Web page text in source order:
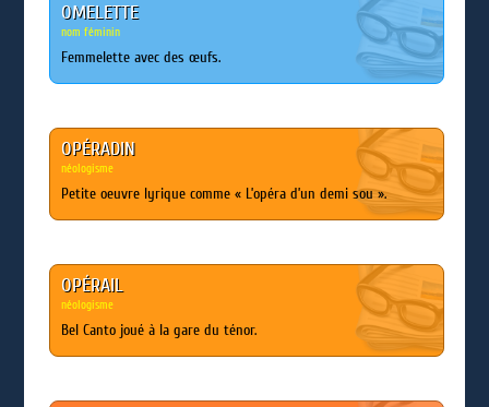
OMELETTE
nom féminin
Femmelette avec des œufs.
OPÉRADIN
néologisme
Petite oeuvre lyrique comme « L’opéra d’un demi sou ».
OPÉRAIL
néologisme
Bel Canto joué à la gare du ténor.